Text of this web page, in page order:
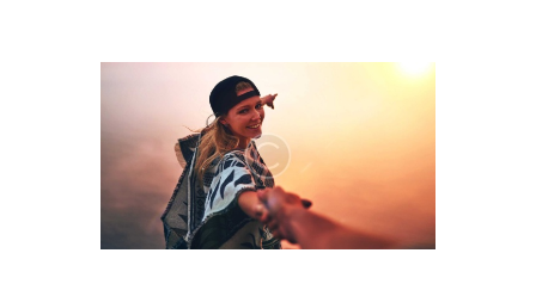
Nosotros
Destinos
Contacto